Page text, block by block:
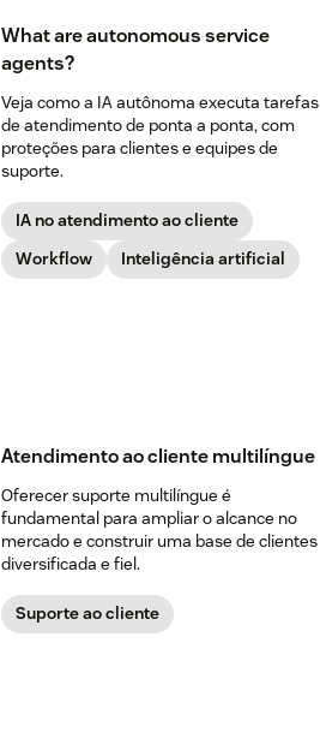
What are autonomous service
agents?
Veja como a IA autônoma executa tarefas
de atendimento de ponta a ponta, com
proteções para clientes e equipes de
suporte.
IA no atendimento ao cliente
Workflow
Inteligência artificial
Atendimento ao cliente multilíngue
Oferecer suporte multilíngue é
fundamental para ampliar o alcance no
mercado e construir uma base de clientes
diversificada e fiel.
Suporte ao cliente